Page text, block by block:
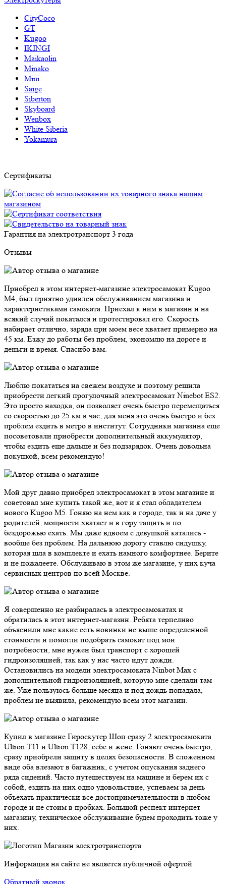
CityCoco
GT
Kugoo
IKINGI
Maikaolin
Minako
Mini
Saige
Siberton
Skyboard
Wenbox
White Siberia
Yokamura
Сертификаты
Гарантия на электротранспорт 3 года
Отзывы
Приобрел в этом интернет-магазине электросамокат Kugoo
M4, был приятно удивлен обслуживанием магазина и
характеристиками самоката. Приехал к ним в магазин и на
всякий случай покатался и протестировал его. Скорость
набирает отлично, заряда при моем весе хватает примерно на
45 км. Езжу до работы без проблем, экономлю на дороге и
деньги и время. Спасибо вам.
Люблю покататься на свежем воздухе и поэтому решила
приобрести легкий прогулочный электросамокат Ninebot ES2.
Это просто находка, он позволяет очень быстро перемещаться
со скоростью до 25 км в час, для меня это очень быстро и без
проблем ездить в метро в институт. Сотрудники магазина еще
посоветовали приобрести дополнительный аккумулятор,
чтобы ездить еще дальше и без подзарядок. Очень довольна
покупкой, всем рекомендую!
Мой друг давно приобрел электросамокат в этом магазине и
советовал мне купить такой же, вот и я стал обладателем
нового Kugoo M5. Гоняю на нем как в городе, так и на даче у
родителей, мощности хватает и в гору тащить и по
бездорожью ехать. Мы даже вдвоем с девушкой катались -
вообще без проблем. На дальнюю дорогу ставлю сидушку,
которая шла в комплекте и ехать намного комфортнее. Берите
и не пожалеете. Обслуживаю в этом же магазине, у них куча
сервисных центров по всей Москве.
Я совершенно не разбиралась в электросамокатах и
обратилась в этот интернет-магазин. Ребята терпеливо
объяснили мне какие есть новинки не выше определенной
стоимости и помогли подобрать самокат под мои
потребности, мне нужен был транспорт с хорошей
гидроизоляцией, так как у нас часто идут дожди.
Остановились на модели электросамоката Ninbot Max с
дополнительной гидроизоляцией, которую мне сделали там
же. Уже пользуюсь больше месяца и под дождь попадала,
проблем не выявила, рекомендую всем этот магазин.
Купил в магазине Гироскутер Шоп сразу 2 электросамоката
Ultron T11 и Ultron T128, себе и жене. Гоняют очень быстро,
сразу приобрели защиту в целях безопасности. В сложенном
виде оба влезают в багажник, с учетом опускания заднего
ряда сидений. Часто путешествуем на машине и берем их с
собой, ездить на них одно удовольствие, успеваем за день
объехать практически все достопримечательности в любом
городе и не стоим в пробках. Большой респект интернет
магазину, техническое обслуживание будем проходить тоже у
них.
Магазин электротранспорта
Информация на сайте не является публичной офертой
Обратный звонок